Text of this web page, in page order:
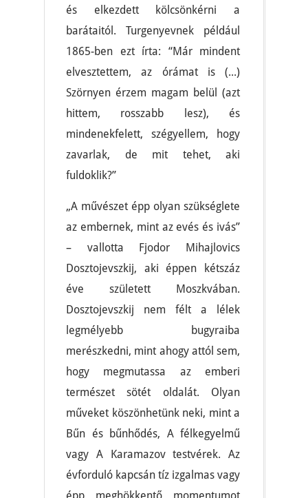
és elkezdett kölcsönkérni a
barátaitól. Turgenyevnek például
1865-ben ezt írta: “Már mindent
elvesztettem, az órámat is (...)
Szörnyen érzem magam belül (azt
hittem, rosszabb lesz), és
mindenekfelett, szégyellem, hogy
zavarlak, de mit tehet, aki
fuldoklik?”
„A művészet épp olyan szükséglete
az embernek, mint az evés és ivás”
– vallotta Fjodor Mihajlovics
Dosztojevszkij, aki éppen kétszáz
éve született Moszkvában.
Dosztojevszkij nem félt a lélek
legmélyebb bugyraiba
merészkedni, mint ahogy attól sem,
hogy megmutassa az emberi
természet sötét oldalát. Olyan
műveket köszönhetünk neki, mint a
Bűn és bűnhődés, A félkegyelmű
vagy A Karamazov testvérek. Az
évforduló kapcsán tíz izgalmas vagy